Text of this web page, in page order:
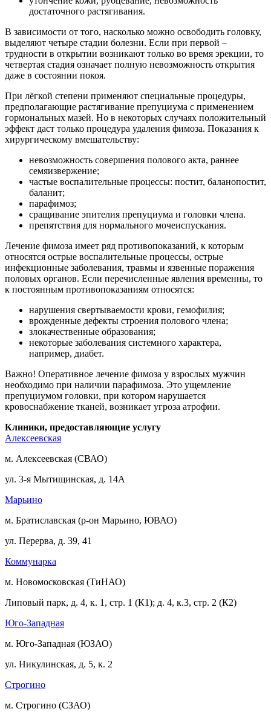
достаточного растягивания.
В зависимости от того, насколько можно освободить головку,
выделяют четыре стадии болезни. Если при первой –
трудности в открытии возникают только во время эрекции, то
четвертая стадия означает полную невозможность открытия
даже в состоянии покоя.
При лёгкой степени применяют специальные процедуры,
предполагающие растягивание препуциума с применением
гормональных мазей. Но в некоторых случаях положительный
эффект даст только процедура удаления фимоза. Показания к
хирургическому вмешательству:
невозможность совершения полового акта, раннее
семяизвержение;
частые воспалительные процессы: постит, баланопостит,
баланит;
парафимоз;
сращивание эпителия препуциума и головки члена.
препятствия для нормального мочеиспускания.
Лечение фимоза имеет ряд противопоказаний, к которым
относятся острые воспалительные процессы, острые
инфекционные заболевания, травмы и язвенные поражения
половых органов. Если перечисленные явления временны, то
к постоянным противопоказаниям относятся:
нарушения свертываемости крови, гемофилия;
врожденные дефекты строения полового члена;
злокачественные образования;
некоторые заболевания системного характера,
например, диабет.
Важно! Оперативное лечение фимоза у взрослых мужчин
необходимо при наличии парафимоза. Это ущемление
препуциумом головки, при котором нарушается
кровоснабжение тканей, возникает угроза атрофии.
Клиники, предоставляющие услугу
Алексеевская
м. Алексеевская (СВАО)
ул. 3-я Мытищинская, д. 14А
Марьино
м. Братиславская (р-он Марьино, ЮВАО)
ул. Перерва, д. 39, 41
Коммунарка
м. Новомосковская (ТиНАО)
Липовый парк, д. 4, к. 1, стр. 1 (К1); д. 4, к.3, стр. 2 (К2)
Юго-Западная
м. Юго-Западная (ЮЗАО)
ул. Никулинская, д. 5, к. 2
Строгино
м. Строгино (СЗАО)